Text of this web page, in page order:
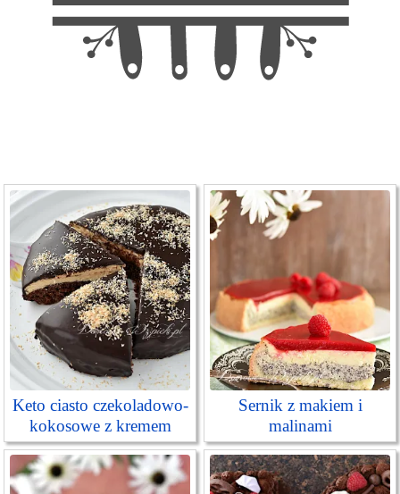
Keto ciasto czekoladowo-
kokosowe z kremem
orzechowym
Sernik z makiem i
malinami